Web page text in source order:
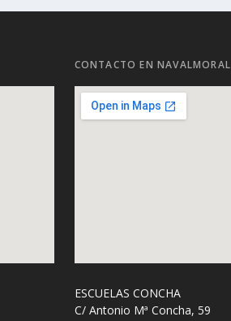
CONTACTO EN NAVALMORAL
ESCUELAS CONCHA
C/ Antonio Mª Concha, 59